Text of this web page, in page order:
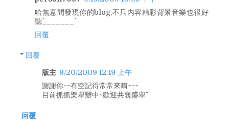
哈無意間發現你的blog,不只內容精彩背景音樂也很好
聽^_______^
回覆
回覆
版主 9/20/2009 12:19 上午
謝謝你~~有空記得常常來唷~~~
目前抓抓樂舉辦中~歡迎共襄盛舉^^
回覆